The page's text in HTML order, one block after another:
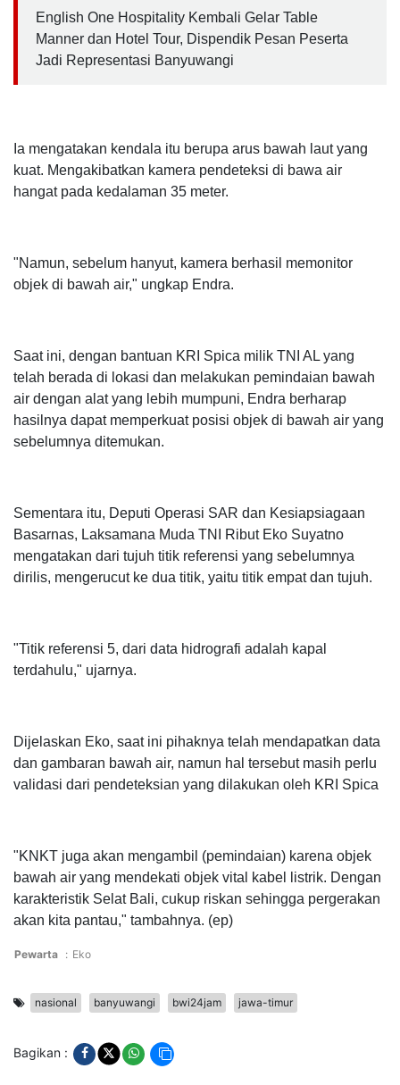
English One Hospitality Kembali Gelar Table
Manner dan Hotel Tour, Dispendik Pesan Peserta
Jadi Representasi Banyuwangi
Ia mengatakan kendala itu berupa arus bawah laut yang
kuat. Mengakibatkan kamera pendeteksi di bawa air
hangat pada kedalaman 35 meter.
"Namun, sebelum hanyut, kamera berhasil memonitor
objek di bawah air," ungkap Endra.
Saat ini, dengan bantuan KRI Spica milik TNI AL yang
telah berada di lokasi dan melakukan pemindaian bawah
air dengan alat yang lebih mumpuni, Endra berharap
hasilnya dapat memperkuat posisi objek di bawah air yang
sebelumnya ditemukan.
Sementara itu, Deputi Operasi SAR dan Kesiapsiagaan
Basarnas, Laksamana Muda TNI Ribut Eko Suyatno
mengatakan dari tujuh titik referensi yang sebelumnya
dirilis, mengerucut ke dua titik, yaitu titik empat dan tujuh.
"Titik referensi 5, dari data hidrografi adalah kapal
terdahulu," ujarnya.
Dijelaskan Eko, saat ini pihaknya telah mendapatkan data
dan gambaran bawah air, namun hal tersebut masih perlu
validasi dari pendeteksian yang dilakukan oleh KRI Spica
"KNKT juga akan mengambil (pemindaian) karena objek
bawah air yang mendekati objek vital kabel listrik. Dengan
karakteristik Selat Bali, cukup riskan sehingga pergerakan
akan kita pantau," tambahnya. (ep)
Pewarta : Eko
nasional banyuwangi bwi24jam jawa-timur
Bagikan :